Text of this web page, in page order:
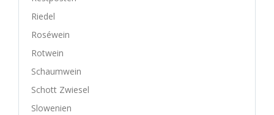
Riedel
Roséwein
Rotwein
Schaumwein
Schott Zwiesel
Slowenien